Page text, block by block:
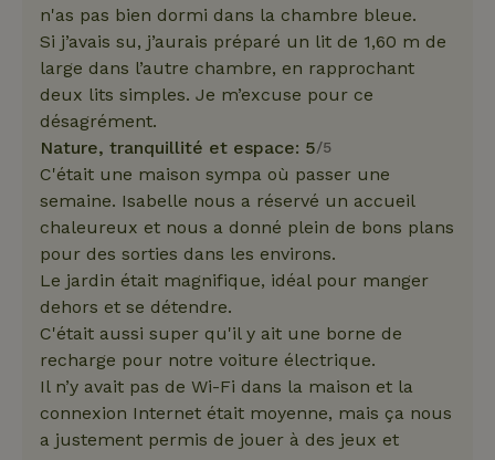
n'as pas bien dormi dans la chambre bleue.
Si j’avais su, j’aurais préparé un lit de 1,60 m de
large dans l’autre chambre, en rapprochant
deux lits simples. Je m’excuse pour ce
désagrément.
Nature, tranquillité et espace: 5/5
C'était une maison sympa où passer une
semaine. Isabelle nous a réservé un accueil
chaleureux et nous a donné plein de bons plans
pour des sorties dans les environs.
Le jardin était magnifique, idéal pour manger
dehors et se détendre.
C'était aussi super qu'il y ait une borne de
recharge pour notre voiture électrique.
Il n’y avait pas de Wi-Fi dans la maison et la
connexion Internet était moyenne, mais ça nous
a justement permis de jouer à des jeux et